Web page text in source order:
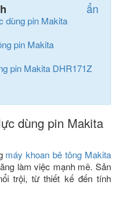
ẩn
dùng pin Makita
pin Makita
pin Makita DHR171Z
dùng pin Makita
máy khoan bê tông Makita
làm việc mạnh mẽ. Sản
trội, từ thiết kế đến tính